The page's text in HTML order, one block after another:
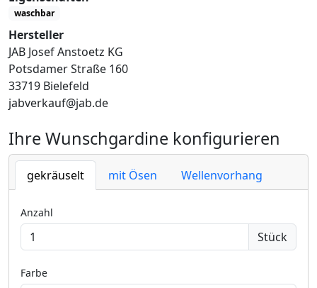
waschbar
Hersteller
JAB Josef Anstoetz KG
Potsdamer Straße 160
33719 Bielefeld
jabverkauf@jab.de
Ihre Wunschgardine konfigurieren
gekräuselt mit Ösen Wellenvorhang
Anzahl
Stück
Farbe